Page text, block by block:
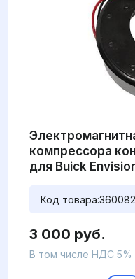
компрессора
для Buick
Код товара:360082
3 000 руб.
В том числе НДС 5%